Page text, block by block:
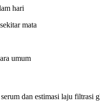
hari
mata
umum
dan estimasi laju filtrasi